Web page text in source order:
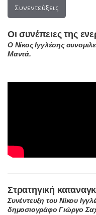
Συνεντεύξεις
Οι συνέπειες της
Ο Νίκος Ιγγλέσης
Μαντά.
Στρατηγική
Συνέντευξη του Νίκου
δημοσιογράφο Γιώργο